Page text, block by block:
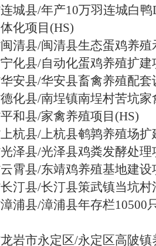
城县/年产10万羽连城白
化项目(HS)
清县/闽清县生态蛋鸡养殖
化县/自动化蛋鸡养殖扩建
安县/华安县畜禽养殖配套
化县/南埕镇南埕村苦坑家
和县/家禽养殖项目(HS)
杭县/上杭县鹌鹑养殖场扩
泽县/光泽县鸡粪发酵处理
霄县/东靖鸡养殖基地建设
汀县/长汀县策武镇当坑
浦县/漳浦县年存栏10500
岩市永定区/永定区高陂